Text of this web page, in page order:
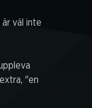
väl inte
"en